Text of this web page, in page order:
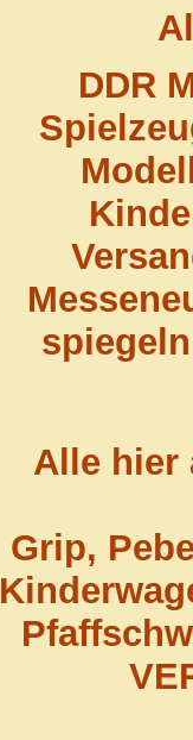
DDR
Alle hier
Grip,